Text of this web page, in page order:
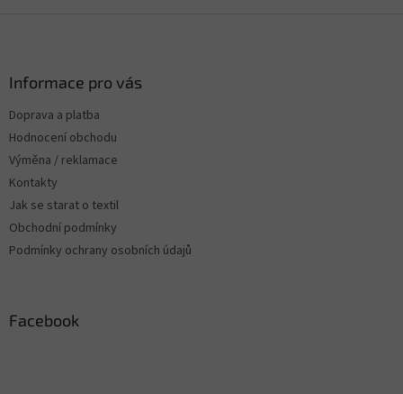
Informace pro vás
Doprava a platba
Hodnocení obchodu
Výměna / reklamace
Kontakty
Jak se starat o textil
Obchodní podmínky
Podmínky ochrany osobních údajů
Facebook